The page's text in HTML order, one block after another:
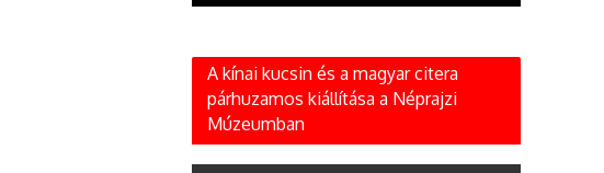
A kínai kucsin és a magyar citera
párhuzamos kiállítása a Néprajzi
Múzeumban